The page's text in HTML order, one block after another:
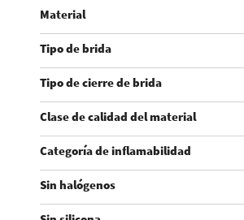
Material
Tipo de brida
Tipo de cierre de brida
Clase de calidad del material
Categoría de inflamabilidad
Sin halógenos